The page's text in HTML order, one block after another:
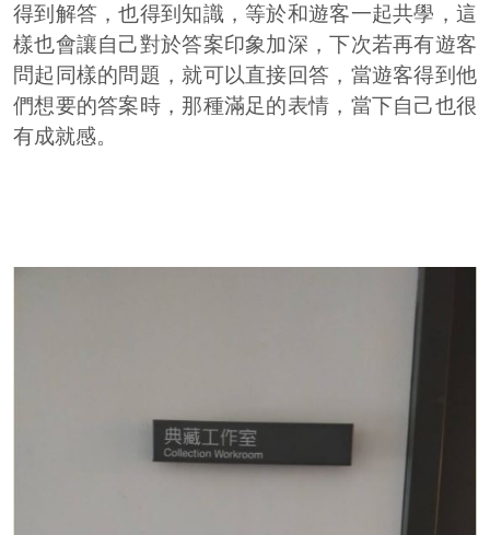
得到解答，也得到知識，等於和遊客一起共學，這
樣也會讓自己對於答案印象加深，下次若再有遊客
問起同樣的問題，就可以直接回答，當遊客得到他
們想要的答案時，那種滿足的表情，當下自己也很
有成就感。